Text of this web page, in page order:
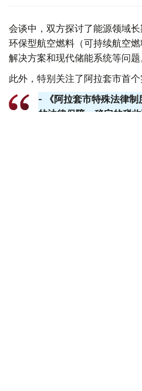
会谈中，双方探讨了能源领域
环保型航空燃料（可持续航空
解决方案和现代储能系统等问题
此外，特别关注了阿拉套市首个
- 《阿拉套市特殊法律
的法律保障、稳定的税